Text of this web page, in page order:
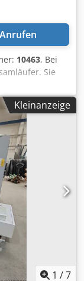
machen
nicht
durch
durch die
Festfahren
Intelligente
auch
ist auch
hoch
HBW VR60
cm Gewicht:
400 V
Anrufen
10463, Bei
Sie
Die
im Chassis
die
Papier,
sind
wie Glas,
Optimal
Kleinanzeige
1 /7